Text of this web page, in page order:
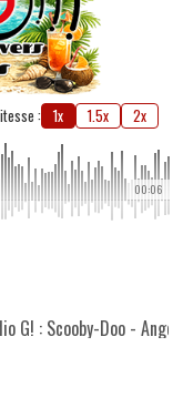
: 1x 1.5x 2x
00:06
G! : Scooby-Doo -